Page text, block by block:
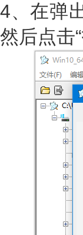
4、在弹
然后点击“